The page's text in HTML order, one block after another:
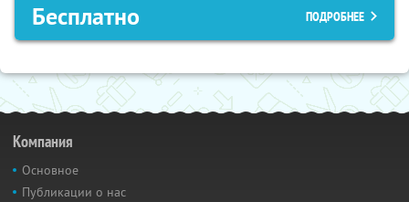
Бесплатно ПОДРОБНЕЕ
Компания
Основное
Публикации о нас